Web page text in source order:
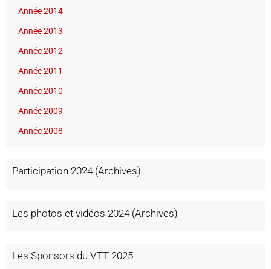
Année 2014
Année 2013
Année 2012
Année 2011
Année 2010
Année 2009
Année 2008
Participation 2024 (Archives)
Les photos et vidéos 2024 (Archives)
Les Sponsors du VTT 2025